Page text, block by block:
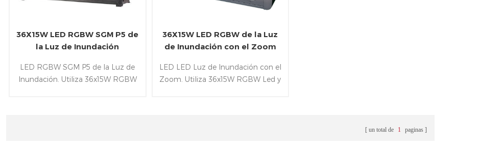
36X15W LED RGBW SGM P5 de
la Luz de Inundación
LED RGBW SGM P5 de la Luz de
Inundación. Utiliza 36x15W RGBW
36X15W LED RGBW de la Luz
de Inundación con el Zoom
LED LED Luz de Inundación con el
Zoom. Utiliza 36x15W RGBW Led y
un total de 1 paginas